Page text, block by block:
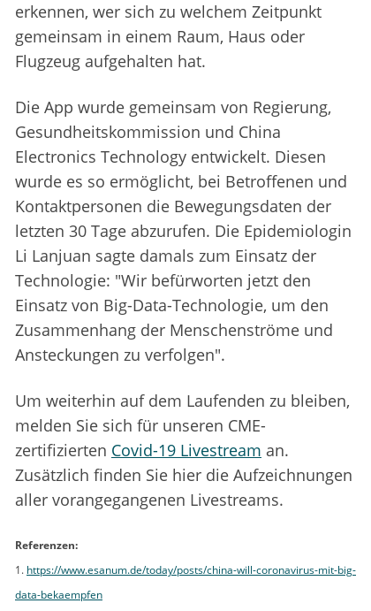
erkennen, wer sich zu welchem Zeitpunkt
gemeinsam in einem Raum, Haus oder
Flugzeug aufgehalten hat.
Die App wurde gemeinsam von Regierung,
Gesundheitskommission und China
Electronics Technology entwickelt. Diesen
wurde es so ermöglicht, bei Betroffenen und
Kontaktpersonen die Bewegungsdaten der
letzten 30 Tage abzurufen. Die Epidemiologin
Li Lanjuan sagte damals zum Einsatz der
Technologie: "Wir befürworten jetzt den
Einsatz von Big-Data-Technologie, um den
Zusammenhang der Menschenströme und
Ansteckungen zu verfolgen".
Um weiterhin auf dem Laufenden zu bleiben,
melden Sie sich für unseren CME-
zertifizierten Covid-19 Livestream an.
Zusätzlich finden Sie hier die Aufzeichnungen
aller vorangegangenen Livestreams.
Referenzen:
1. https://www.esanum.de/today/posts/china-will-coronavirus-mit-big-
data-bekaempfen